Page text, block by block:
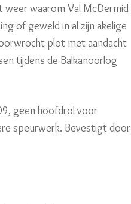
weer waarom Val McDermid
of geweld in al zijn akelige
plot met aandacht
tijdens de Balkanoorlog
geen hoofdrol voor
speurwerk. Bevestigt door